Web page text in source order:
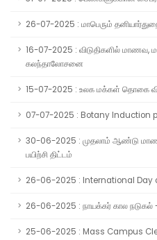
26-07-2025 : மாபெரும்
16-07-2025 : விடுதிகளில் மாணவ,
கலந்தாலோசனை
15-07-2025 : உலக மக்கள் தொகை
07-07-2025 : Botany Induction
30-06-2025 : முதலாம் ஆண்டு
பயிற்சி திட்டம்
26-06-2025 : International Day
26-06-2025 : நாயக்கர் கால நடுகல் -
25-06-2025 : Mass Campus